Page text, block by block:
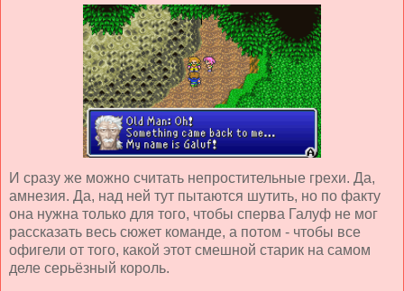
И сразу же можно считать непростительные грехи. Да,
амнезия. Да, над ней тут пытаются шутить, но по факту
она нужна только для того, чтобы сперва Галуф не мог
рассказать весь сюжет команде, а потом - чтобы все
офигели от того, какой этот смешной старик на самом
деле серьёзный король.